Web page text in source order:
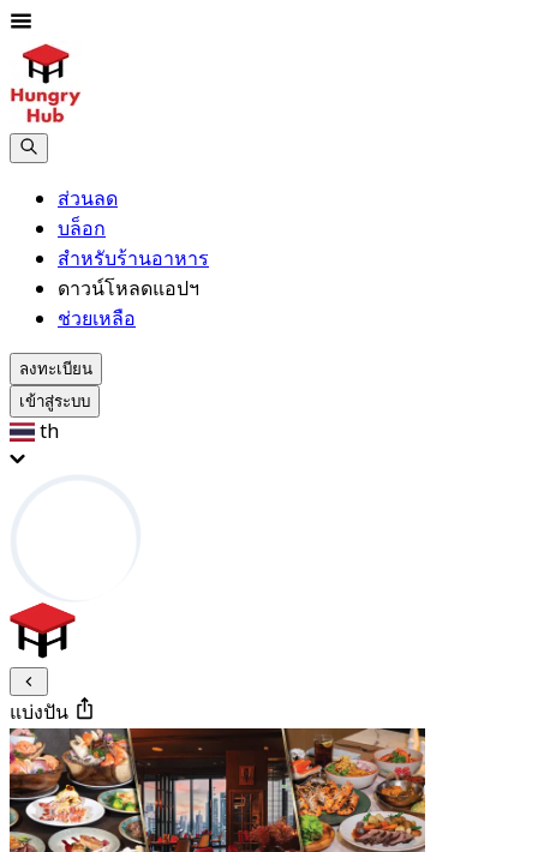
ส่วนลด
บล็อก
สำหรับร้านอาหาร
ดาวน์โหลดแอปฯ
ช่วยเหลือ
ลงทะเบียน
เข้าสู่ระบบ
th
แบ่งปัน